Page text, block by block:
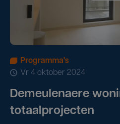
Programma's
vr 4 oktober 2024
Demeulenaere
totaalprojecten